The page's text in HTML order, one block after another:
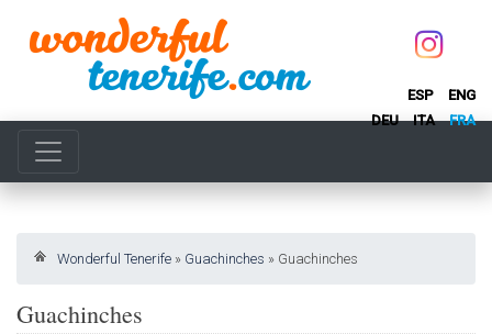
ESP
ENG
DEU
ITA FRA
Wonderful Tenerife » Guachinches » Guachinches
Guachinches